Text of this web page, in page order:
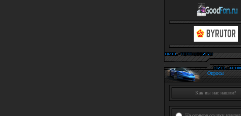
Опросы
Как вы нас нашли?